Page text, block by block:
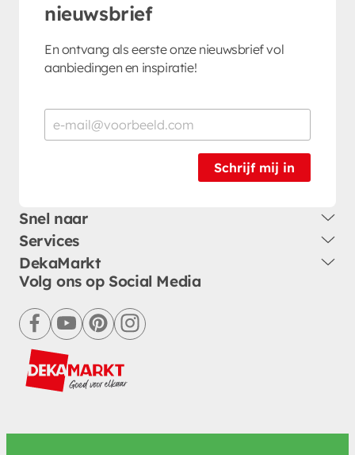
nieuwsbrief
En ontvang als eerste onze nieuwsbrief vol
aanbiedingen en inspiratie!
Schrijf mij in
Snel naar
Services
DekaMarkt
Volg ons op Social Media
facebookyoutubepinterestinstagram